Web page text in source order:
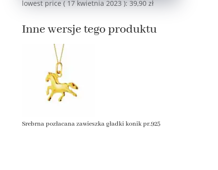
lowest price (17 kwietnia 2023 ): 39,90 zł
Inne wersje tego produktu
Srebrna pozłacana zawieszka gładki konik pr.925